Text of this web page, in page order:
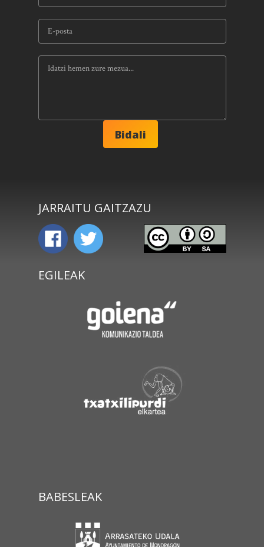
JARRAITU GAITZAZU
EGILEAK
BABESLEAK